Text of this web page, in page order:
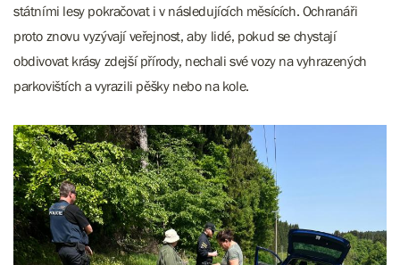
státními lesy pokračovat i v následujících měsících. Ochranáři
proto znovu vyzývají veřejnost, aby lidé, pokud se chystají
obdivovat krásy zdejší přírody, nechali své vozy na vyhrazených
parkovištích a vyrazili pěšky nebo na kole.